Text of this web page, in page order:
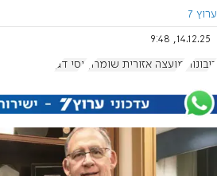
ערוץ 7
14.12.25, 9:48
ריבונות מועצה אזורית שומרון יוסי דגן